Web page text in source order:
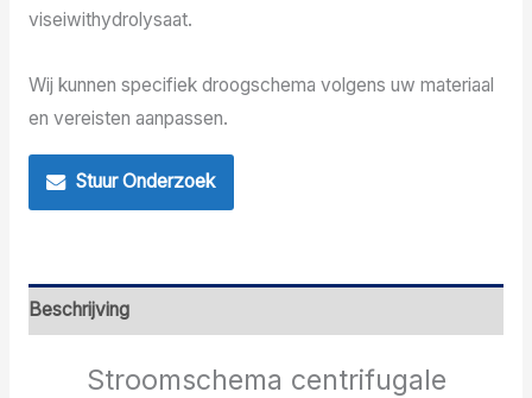
viseiwithydrolysaat.
Wij kunnen specifiek droogschema volgens uw materiaal
en vereisten aanpassen.
Stuur Onderzoek
Beschrijving
Stroomschema centrifugale